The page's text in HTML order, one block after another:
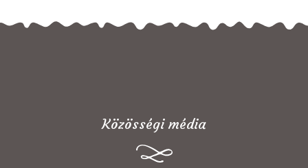
Közösségi média